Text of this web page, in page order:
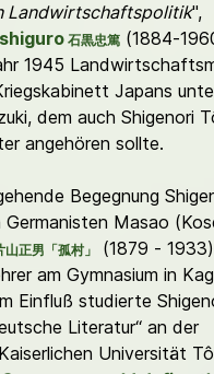
Landwirtschaftspolitik",
石黒忠篤 (1884-
1945
Japans
dem auch Shigenori
angehören sollte.
Begegnung
Masao
山正男「孤村」
(1879 -
am Gymnasium in
Einfluß studierte
Literatur“ an der
Universität